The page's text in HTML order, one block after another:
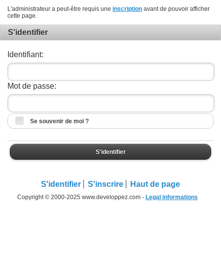
L'administrateur a peut-être requis une inscription avant de pouvoir afficher
cette page.
S'identifier
Identifiant:
Mot de passe:
Se souvenir de moi ?
S'identifier
S'identifier S'inscrire Haut de page
Copyright © 2000-2025 www.developpez.com - Legal informations